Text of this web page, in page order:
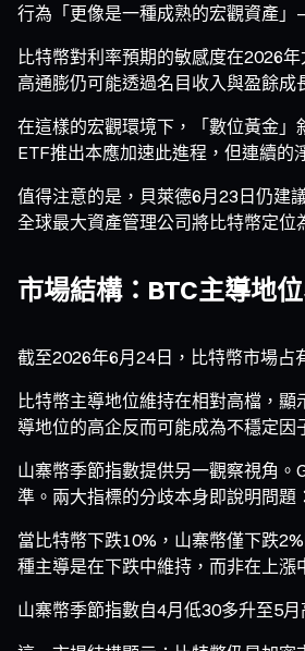
行為「更像是一種成熟的宏觀資產
比特幣對利率預期的敏感度在2026
高通膨仍可能透過名目收入與盈餘
在這樣的宏觀環境下，「數位黃金
ETF推出本應加速此進程，但連續的
值得注意的是，貝萊德6月23日仍建
全球最大資產管理公司將比特幣定位
市場結構：BTC主導地
截至2026年6月24日，比特幣市場占
比特幣主導地位維持在相對高檔，
導地位的高企反而可能成為不穩定因
山寨幣季節指數提供另一觀察視角
準。兩大指標的分歧本身即說明問題
當比特幣下跌10%，山寨幣僅下跌
種主導是在下跌中維持，而非在上漲
山寨幣季節指數自4月低30多升至5